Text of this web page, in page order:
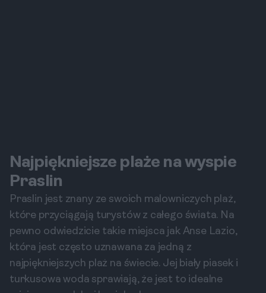
Najpiękniejsze plaże na wyspie
Praslin
Praslin jest znany ze swoich malowniczych plaż,
które przyciągają turystów z całego świata. Na
pewno odwiedzicie takie miejsca jak Anse Lazio,
która jest często uznawana za jedną z
najpiękniejszych plaż na świecie. Jej biały piasek i
turkusowa woda sprawiają, że jest to idealne